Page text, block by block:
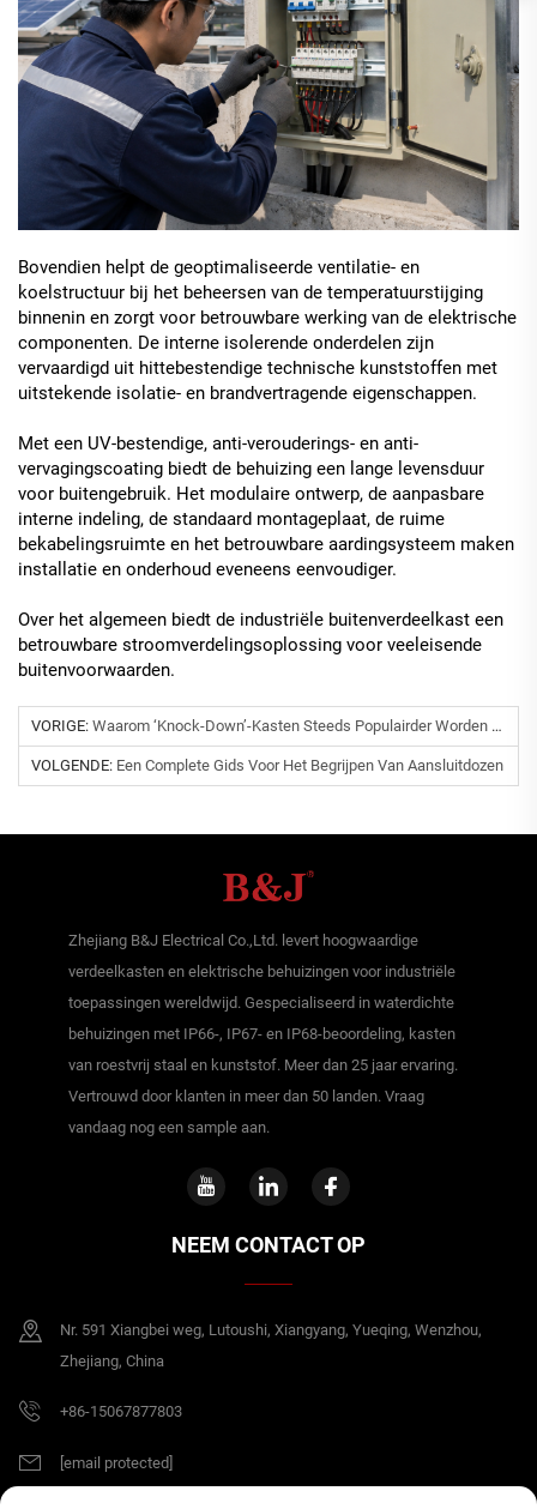
Bovendien helpt de geoptimaliseerde ventilatie- en
koelstructuur bij het beheersen van de temperatuurstijging
binnenin en zorgt voor betrouwbare werking van de elektrische
componenten. De interne isolerende onderdelen zijn
vervaardigd uit hittebestendige technische kunststoffen met
uitstekende isolatie- en brandvertragende eigenschappen.
Met een UV-bestendige, anti-verouderings- en anti-
vervagingscoating biedt de behuizing een lange levensduur
voor buitengebruik. Het modulaire ontwerp, de aanpasbare
interne indeling, de standaard montageplaat, de ruime
bekabelingsruimte en het betrouwbare aardingsysteem maken
installatie en onderhoud eveneens eenvoudiger.
Over het algemeen biedt de industriële buitenverdeelkast een
betrouwbare stroomverdelingsoplossing voor veeleisende
buitenvoorwaarden.
VORIGE: Waarom ‘knock-Down’-Kasten Steeds Populairder Worden In Wereldwijde Elektrische Projecten
VOLGENDE: Een Complete Gids Voor Het Begrijpen Van Aansluitdozen
Zhejiang B&J Electrical Co.,Ltd. levert hoogwaardige
verdeelkasten en elektrische behuizingen voor industriële
toepassingen wereldwijd. Gespecialiseerd in waterdichte
behuizingen met IP66-, IP67- en IP68-beoordeling, kasten
van roestvrij staal en kunststof. Meer dan 25 jaar ervaring.
Vertrouwd door klanten in meer dan 50 landen. Vraag
vandaag nog een sample aan.
NEEM CONTACT OP
Nr. 591 Xiangbei weg, Lutoushi, Xiangyang, Yueqing, Wenzhou,
Zhejiang, China
+86-15067877803
[email protected]